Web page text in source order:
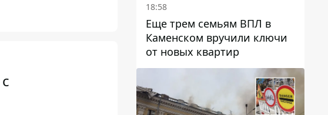
18:58
Еще трем семьям ВПЛ в
Каменском вручили ключи
от новых квартир